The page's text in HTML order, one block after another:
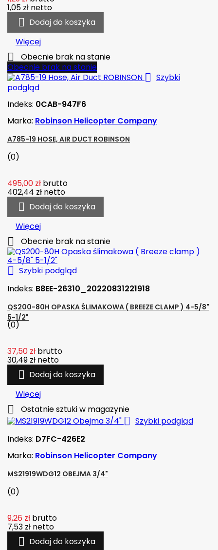
1,05 zł netto
 Dodaj do koszyka
Więcej

Obecnie brak na stanie
Obecnie brak na stanie
 Szybki
podgląd
Indeks: 0CAB-947F6
Marka: Robinson Helicopter Company
A785-19 HOSE, AIR DUCT ROBINSON
(0)
495,00 zł brutto
402,44 zł netto
 Dodaj do koszyka
Więcej
 Obecnie brak na stanie
 Szybki podgląd
Indeks: B8EE-26310_20220831221918
QS200-80H OPASKA ŚLIMAKOWA ( BREEZE CLAMP ) 4-5/8"
5-1/2"
(0)
37,50 zł brutto
30,49 zł netto
 Dodaj do koszyka
Więcej
 Ostatnie sztuki w magazynie
 Szybki podgląd
Indeks: D7FC-426E2
Marka: Robinson Helicopter Company
MS21919WDG12 OBEJMA 3/4"
(0)
9,26 zł brutto
7,53 zł netto
 Dodaj do koszyka